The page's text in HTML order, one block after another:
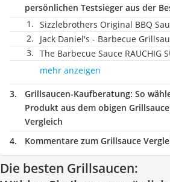
persönlichen Testsieger aus der
Sizzlebrothers Original BBQ
Jack Daniel's - Barbecue
The Barbecue Sauce RAUCHIG
mehr anzeigen
Grillsaucen-Kaufberatung: So
Produkt aus dem obigen
Vergleich
Kommentare zum Grillsauce
Die besten Grillsaucen: